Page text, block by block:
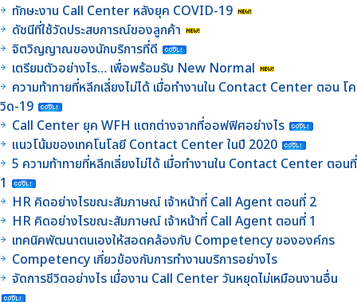
ทักษะงาน Call Center หลังยุค COVID-19
ดัชนีที่ใช้วัดประสบการณ์ของลูกค้า
จิตวิญญาณของนักบริการที่ดี
เตรียมตัวอย่างไร… เพื่อพร้อมรับ New Normal
ความท้าทายที่หลีกเลี่ยงไม่ได้ เมื่อทำงานใน Contact Center ตอน โค
วิด-19
Call Center ยุค WFH แตกต่างจากที่ออฟฟิศอย่างไร
แนวโน้มของเทคโนโลยี Contact Center ในปี 2020
5 ความท้าทายที่หลีกเลี่ยงไม่ได้ เมื่อทำงานใน Contact Center ตอนที่
1
HR คิดอย่างไรขณะสัมภาษณ์ เจ้าหน้าที่ Call Agent ตอนที่ 2
HR คิดอย่างไรขณะสัมภาษณ์ เจ้าหน้าที่ Call Agent ตอนที่ 1
เทคนิคพัฒนาตนเองให้สอดคล้องกับ Competency ขององค์กร
Competency เกี่ยวข้องกับการทำงานบริการอย่างไร
จัดการชีวิตอย่างไร เมื่องาน Call Center วันหยุดไม่เหมือนงานอื่น